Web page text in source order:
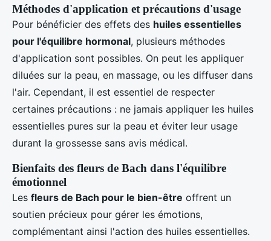
Méthodes d'application et précautions d'usage
Pour bénéficier des effets des huiles essentielles
pour l'équilibre hormonal, plusieurs méthodes
d'application sont possibles. On peut les appliquer
diluées sur la peau, en massage, ou les diffuser dans
l'air. Cependant, il est essentiel de respecter
certaines précautions : ne jamais appliquer les huiles
essentielles pures sur la peau et éviter leur usage
durant la grossesse sans avis médical.
Bienfaits des fleurs de Bach dans l'équilibre
émotionnel
Les fleurs de Bach pour le bien-être offrent un
soutien précieux pour gérer les émotions,
complémentant ainsi l'action des huiles essentielles.